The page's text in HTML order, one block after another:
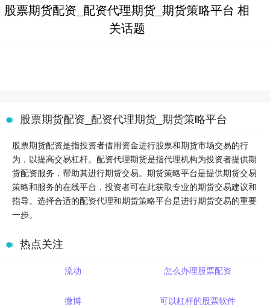
股票期货配资_配资代理期货_期货策略平台 相
关话题
股票期货配资_配资代理期货_期货策略平台
股票期货配资是指投资者借用资金进行股票和期货市场交易的行
为，以提高交易杠杆。配资代理期货是指代理机构为投资者提供期
货配资服务，帮助其进行期货交易。期货策略平台是提供期货交易
策略和服务的在线平台，投资者可在此获取专业的期货交易建议和
指导。选择合适的配资代理和期货策略平台是进行期货交易的重要
一步。
热点关注
流动 怎么办理股票配资
微博 可以杠杆的股票软件